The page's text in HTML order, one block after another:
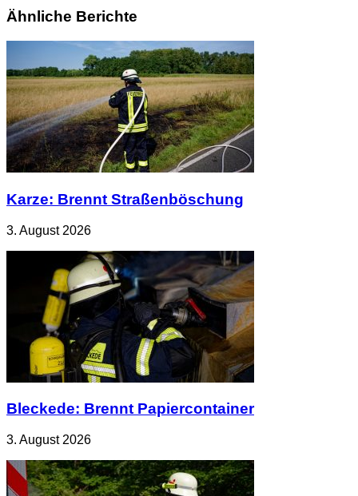
Ähnliche Berichte
Karze: Brennt Straßenböschung
3. August 2026
Bleckede: Brennt Papiercontainer
3. August 2026